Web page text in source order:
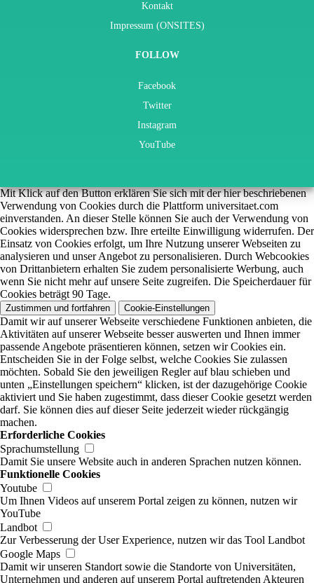
Kontakt
Impressum (ONSITES)
FOLLOW
Facebook
Twitter
Instagram
YouTube
Mit Klick auf den Button erklären Sie sich mit der hier beschriebenen
Verwendung von Cookies durch die Plattform universitaet.com
einverstanden. An dieser Stelle können Sie auch der Verwendung von
Cookies widersprechen bzw. Ihre erteilte Einwilligung widerrufen. Der
Einsatz von Cookies erfolgt, um Ihre Nutzung unserer Webseiten zu
analysieren und unser Angebot zu personalisieren. Durch Webcookies
von Drittanbietern erhalten Sie zudem personalisierte Werbung, auch
wenn Sie nicht mehr auf unsere Seite zugreifen. Die Speicherdauer für
Cookies beträgt 90 Tage.
Zustimmen und fortfahren Cookie-Einstellungen
Damit wir auf unserer Webseite verschiedene Funktionen anbieten, die
Aktivitäten auf unserer Webseite besser auswerten und Ihnen immer
passende Angebote präsentieren können, setzen wir Cookies ein.
Entscheiden Sie in der Folge selbst, welche Cookies Sie zulassen
möchten. Sobald Sie den jeweiligen Regler auf blau schieben und
unten „Einstellungen speichern“ klicken, ist der dazugehörige Cookie
aktiviert und Sie haben zugestimmt, dass dieser Cookie gesetzt werden
darf. Sie können dies auf dieser Seite jederzeit wieder rückgängig
machen.
Erforderliche Cookies
Sprachumstellung
Damit Sie unsere Website auch in anderen Sprachen nutzen können.
Funktionelle Cookies
Youtube
Um Ihnen Videos auf unserem Portal zeigen zu können, nutzen wir
YouTube
Landbot
Zur Verbesserung der User Experience, nutzen wir das Tool Landbot
Google Maps
Damit wir unseren Standort sowie die Standorte von Universitäten,
Unternehmen und anderen auf unserem Portal auftretenden Akteuren